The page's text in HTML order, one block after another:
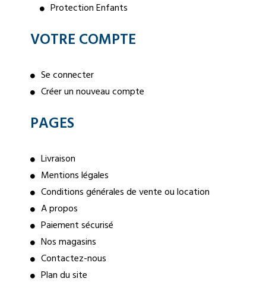
Protection Enfants
VOTRE COMPTE
Se connecter
Créer un nouveau compte
PAGES
Livraison
Mentions légales
Conditions générales de vente ou location
A propos
Paiement sécurisé
Nos magasins
Contactez-nous
Plan du site